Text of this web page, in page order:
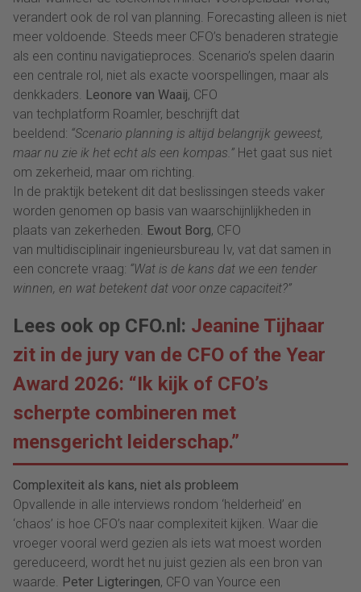
verandert ook de rol van planning. Forecasting alleen is niet
meer voldoende. Steeds meer CFO’s benaderen strategie
als een continu navigatieproces. Scenario’s spelen daarin
een centrale rol, niet als exacte voorspellingen, maar als
denkkaders. Leonore van Waaij, CFO
van techplatform Roamler, beschrijft dat
beeldend: “Scenario planning is altijd belangrijk geweest,
maar nu zie ik het echt als een kompas.” Het gaat sus niet
om zekerheid, maar om richting.
In de praktijk betekent dit dat beslissingen steeds vaker
worden genomen op basis van waarschijnlijkheden in
plaats van zekerheden. Ewout Borg, CFO
van multidisciplinair ingenieursbureau Iv, vat dat samen in
een concrete vraag: “Wat is de kans dat we een tender
winnen, en wat betekent dat voor onze capaciteit?”
Lees ook op CFO.nl: Jeanine Tijhaar
zit in de jury van de CFO of the Year
Award 2026: “Ik kijk of CFO’s
scherpte combineren met
mensgericht leiderschap.”
Complexiteit als kans, niet als probleem
Opvallende in alle interviews rondom ‘helderheid’ en
‘chaos’ is hoe CFO’s naar complexiteit kijken. Waar die
vroeger vooral werd gezien als iets wat moest worden
gereduceerd, wordt het nu juist gezien als een bron van
waarde. Peter Ligteringen, CFO van Yource een